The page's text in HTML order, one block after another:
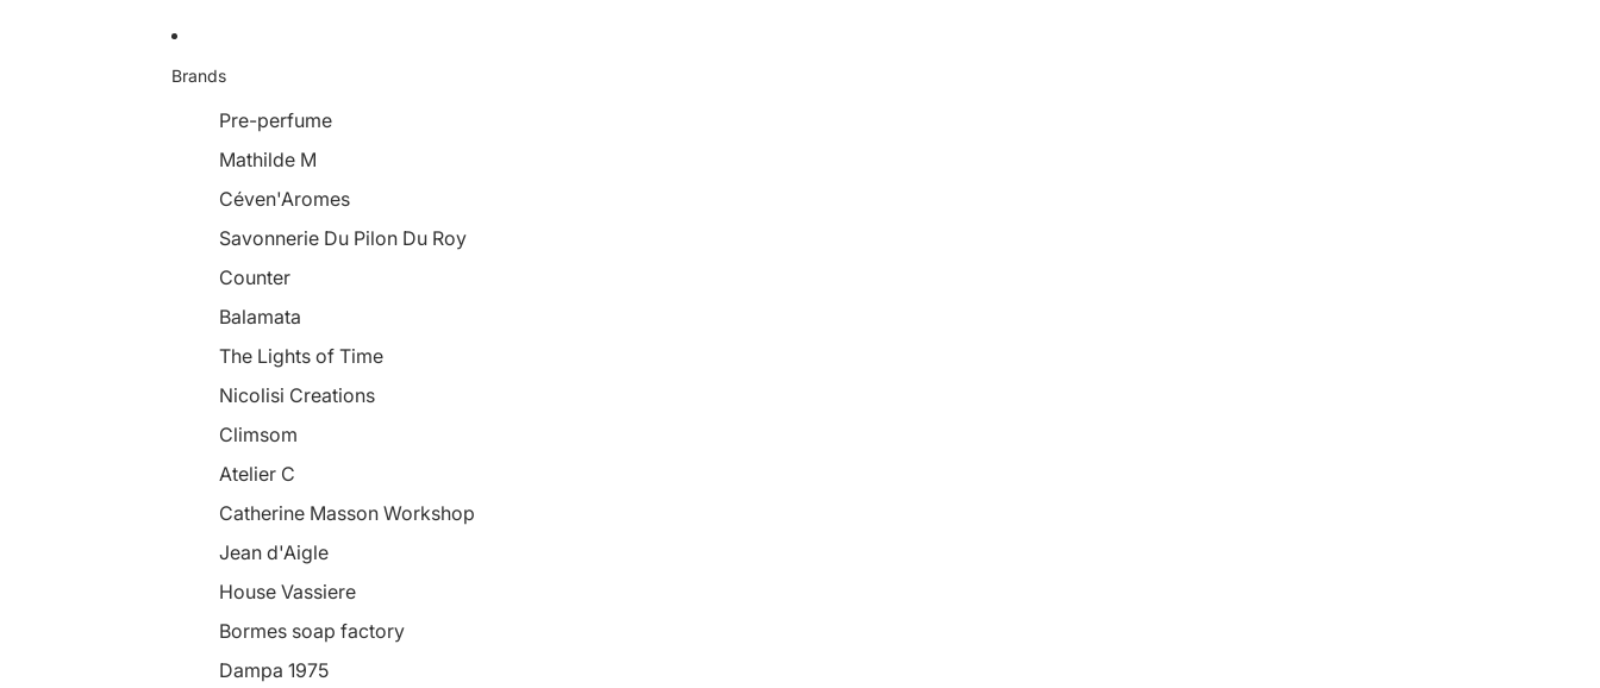
Brands
Pre-perfume
Mathilde M
Céven'Aromes
Savonnerie Du Pilon Du Roy
Counter
Balamata
The Lights of Time
Nicolisi Creations
Climsom
Atelier C
Catherine Masson Workshop
Jean d'Aigle
House Vassiere
Bormes soap factory
Dampa 1975